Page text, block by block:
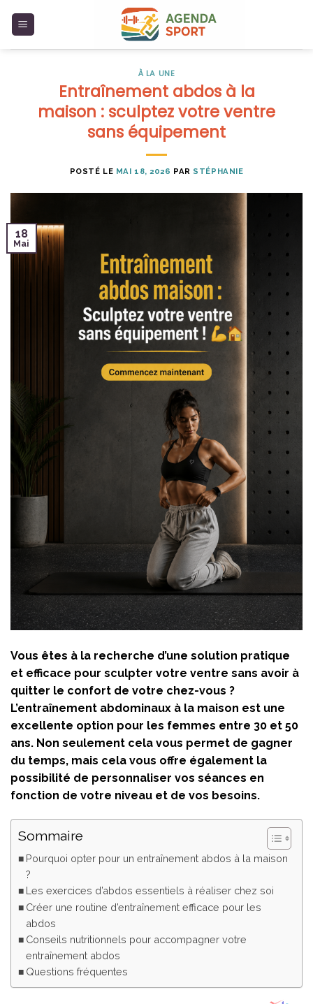
À LA UNE
Entraînement abdos à la
maison : sculptez votre ventre
sans équipement
POSTÉ LE MAI 18, 2026 PAR STÉPHANIE
18
Mai
Vous êtes à la recherche d’une solution pratique
et efficace pour sculpter votre ventre sans avoir à
quitter le confort de votre chez-vous ?
L’entraînement abdominaux à la maison est une
excellente option pour les femmes entre 30 et 50
ans. Non seulement cela vous permet de gagner
du temps, mais cela vous offre également la
possibilité de personnaliser vos séances en
fonction de votre niveau et de vos besoins.
Sommaire
Pourquoi opter pour un entraînement abdos à la maison
?
Les exercices d’abdos essentiels à réaliser chez soi
Créer une routine d’entraînement efficace pour les
abdos
Conseils nutritionnels pour accompagner votre
entraînement abdos
Questions fréquentes